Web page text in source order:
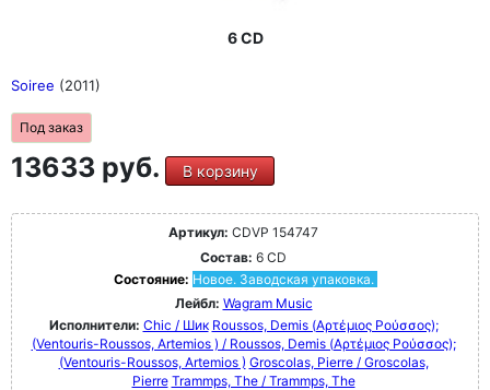
6 CD
Soiree (2011)
Под заказ
13633 руб. В корзину
Артикул: CDVP 154747
Состав: 6 CD
Состояние: Новое. Заводская упаковка.
Лейбл: Wagram Music
Исполнители: Chic / Шик Roussos, Demis (Αρτέμιος Ρούσσος);
(Ventouris-Roussos, Artemios ) / Roussos, Demis (Αρτέμιος Ρούσσος);
(Ventouris-Roussos, Artemios ) Groscolas, Pierre / Groscolas,
Pierre Trammps, The / Trammps, The